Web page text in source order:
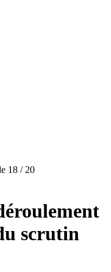
18 / 20
scrutin